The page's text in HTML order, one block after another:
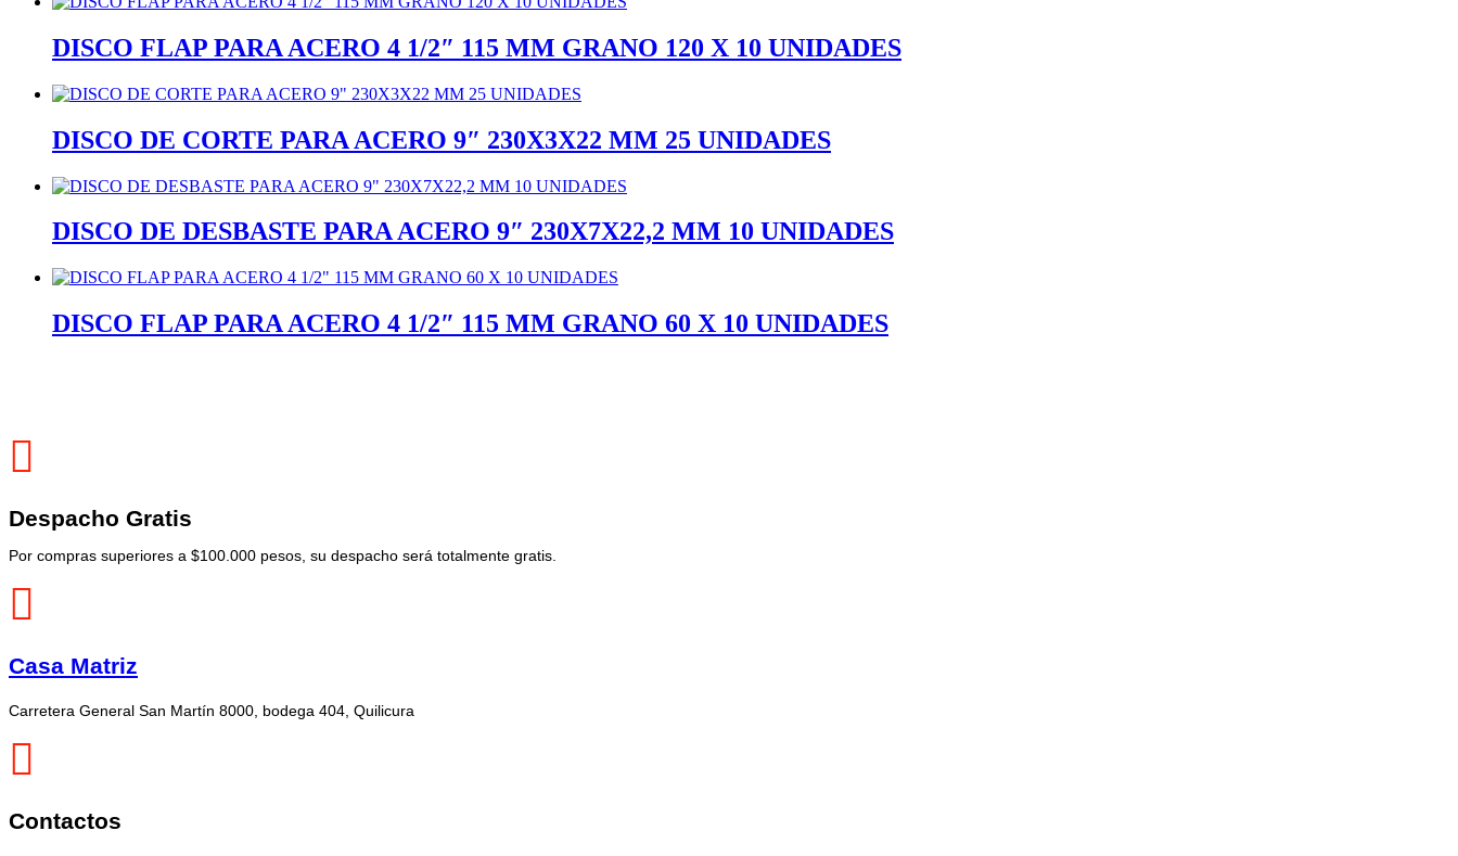
DISCO FLAP PARA ACERO 4 1/2″ 115 MM GRANO 120 X 10 UNIDADES
DISCO DE CORTE PARA ACERO 9″ 230X3X22 MM 25 UNIDADES
DISCO DE DESBASTE PARA ACERO 9″ 230X7X22,2 MM 10 UNIDADES
DISCO FLAP PARA ACERO 4 1/2″ 115 MM GRANO 60 X 10 UNIDADES
Despacho Gratis
Por compras superiores a $100.000 pesos, su despacho será totalmente gratis.
Casa Matriz
Carretera General San Martín 8000, bodega 404, Quilicura
Contactos